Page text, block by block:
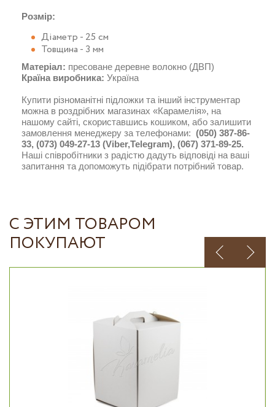
Розмір:
Діаметр - 25 см
Товщина - 3 мм
Матеріал: пресоване деревне волокно (ДВП)
Країна виробника: Україна
Купити різноманітні підложки та інший інструментар
можна в роздрібних магазинах «Карамелія», на
нашому сайті, скориставшись кошиком, або залишити
замовлення менеджеру за телефонами: (050) 387-86-
33, (073) 049-27-13 (Viber,Telegram), (067) 371-89-25.
Наші співробітники з радістю дадуть відповіді на ваші
запитання та допоможуть підібрати потрібний товар.
С ЭТИМ ТОВАРОМ
ПОКУПАЮТ